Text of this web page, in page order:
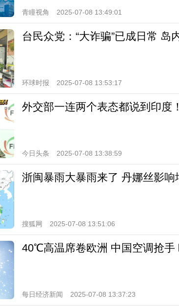
青瞳视角 2025-07-08 13:49:01
台民众党：“大诈骗”已成日常 岛
环球时报 2025-07-08 13:53:17
外交部一连两个表态都说到印度！
今日头条 2025-07-08 13:38:59
浙闽暴雨大暴雨来了 丹娜丝影响
搜狐网 2025-07-08 13:51:06
40℃高温席卷欧洲 中国空调抢手
每日经济新闻 2025-07-08 13:37:23